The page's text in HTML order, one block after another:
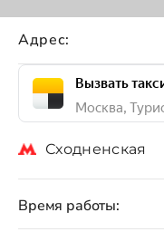
Время работы:
Адрес:
Вызвать
Москва,
Сходненская